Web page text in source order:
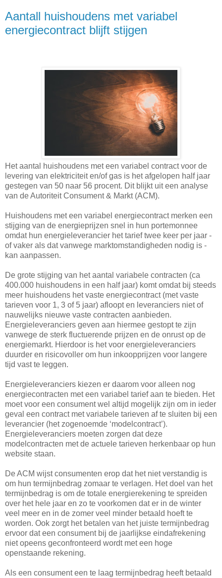
Aantall huishoudens met variabel
energiecontract blijft stijgen
Het aantal huishoudens met een variabel contract voor de
levering van elektriciteit en/of gas is het afgelopen half jaar
gestegen van 50 naar 56 procent. Dit blijkt uit een analyse
van de Autoriteit Consument & Markt (ACM).
Huishoudens met een variabel energiecontract merken een
stijging van de energieprijzen snel in hun portemonnee
omdat hun energieleverancier het tarief twee keer per jaar -
of vaker als dat vanwege marktomstandigheden nodig is -
kan aanpassen.
De grote stijging van het aantal variabele contracten (ca
400.000 huishoudens in een half jaar) komt omdat bij steeds
meer huishoudens het vaste energiecontract (met vaste
tarieven voor 1, 3 of 5 jaar) afloopt en leveranciers niet of
nauwelijks nieuwe vaste contracten aanbieden.
Energieleveranciers geven aan hiermee gestopt te zijn
vanwege de sterk fluctuerende prijzen en de onrust op de
energiemarkt. Hierdoor is het voor energieleveranciers
duurder en risicovoller om hun inkoopprijzen voor langere
tijd vast te leggen.
Energieleveranciers kiezen er daarom voor alleen nog
energiecontracten met een variabel tarief aan te bieden. Het
moet voor een consument wel altijd mogelijk zijn om in ieder
geval een contract met variabele tarieven af te sluiten bij een
leverancier (het zogenoemde ‘modelcontract’).
Energieleveranciers moeten zorgen dat deze
modelcontracten met de actuele tarieven herkenbaar op hun
website staan.
De ACM wijst consumenten erop dat het niet verstandig is
om hun termijnbedrag zomaar te verlagen. Het doel van het
termijnbedrag is om de totale energierekening te spreiden
over het hele jaar en zo te voorkomen dat er in de winter
veel meer en in de zomer veel minder betaald hoeft te
worden. Ook zorgt het betalen van het juiste termijnbedrag
ervoor dat een consument bij de jaarlijkse eindafrekening
niet opeens geconfronteerd wordt met een hoge
openstaande rekening.
Als een consument een te laag termijnbedrag heeft betaald